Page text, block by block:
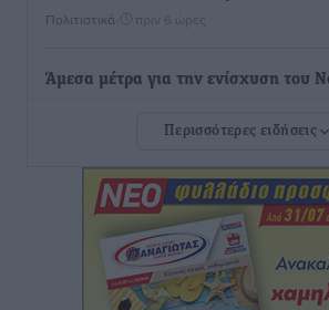
Πολιτιστικά πριν 6 ώρες
Άμεσα μέτρα για την ενίσχυση του
ανακοίνωσε ο Άδωνις Γεωργιάδης
Iατρικός Σύλλογος Ροδου προς Α.
Στρατηγικές Προτάσεις για την
Δημόσιας Υγείας στη Νησιωτική
Νοσοκομεία της Γ΄ Ζώνης
Περισσότερες ειδήσεις